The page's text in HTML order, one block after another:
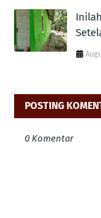
POSTING
0 Komentar